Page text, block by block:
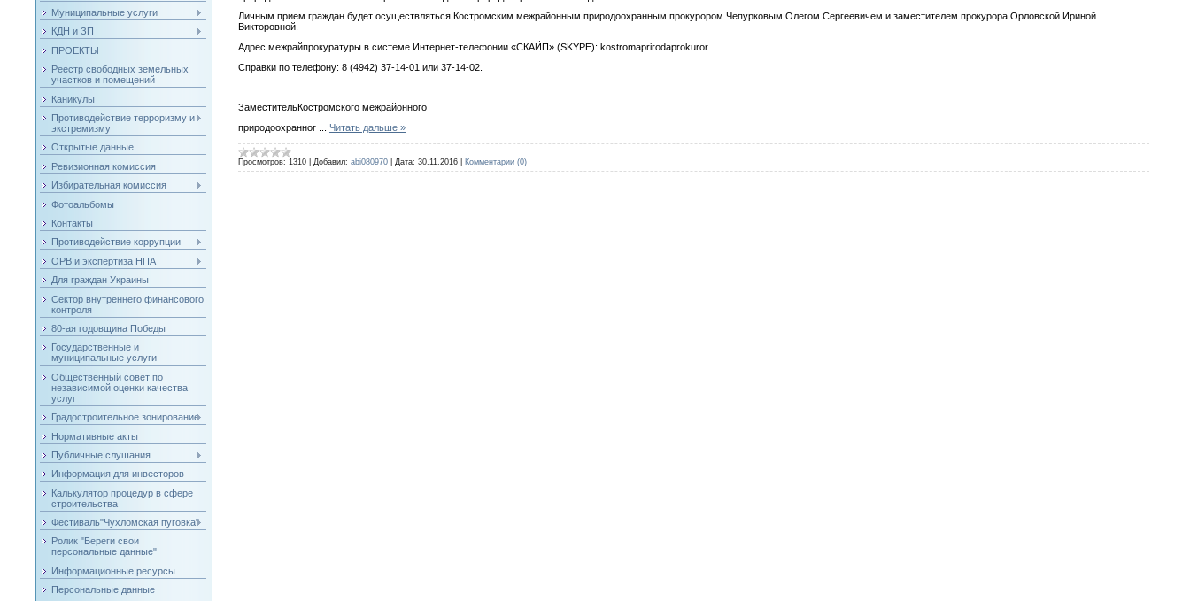
Муниципальные услуги
КДН и ЗП
ПРОЕКТЫ
Реестр свободных земельных
участков и помещений
Каникулы
Противодействие терроризму и
экстремизму
Открытые данные
Ревизионная комиссия
Избирательная комиссия
Фотоальбомы
Контакты
Противодействие коррупции
ОРВ и экспертиза НПА
Для граждан Украины
Сектор внутреннего финансового
контроля
80-ая годовщина Победы
Государственные и
муниципальные услуги
Общественный совет по
независимой оценки качества
услуг
Градостроительное зонирование
Нормативные акты
Публичные слушания
Информация для инвесторов
Калькулятор процедур в сфере
строительства
Фестиваль"Чухломская пуговка"
Ролик "Береги свои
персональные данные"
Информационные ресурсы
Персональные данные
Личным прием граждан будет осуществляться Костромским межрайонным природоохранным прокурором Чепурковым Олегом Сергеевичем и заместителем прокурора Орловской Ириной
Викторовной.
Адрес межрайпрокуратуры в системе Интернет-телефонии «СКАЙП» (SKYPE): kostromaprirodaprokuror.
Справки по телефону: 8 (4942) 37-14-01 или 37-14-02.
ЗаместительКостромского межрайонного
природоохранног
Читать дальше »
Просмотров: 1310 Добавил: abi080970 Дата: 30.11.2016 Комментарии (0)